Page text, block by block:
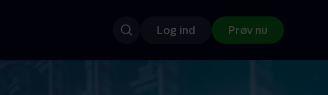
Log ind Prøv nu